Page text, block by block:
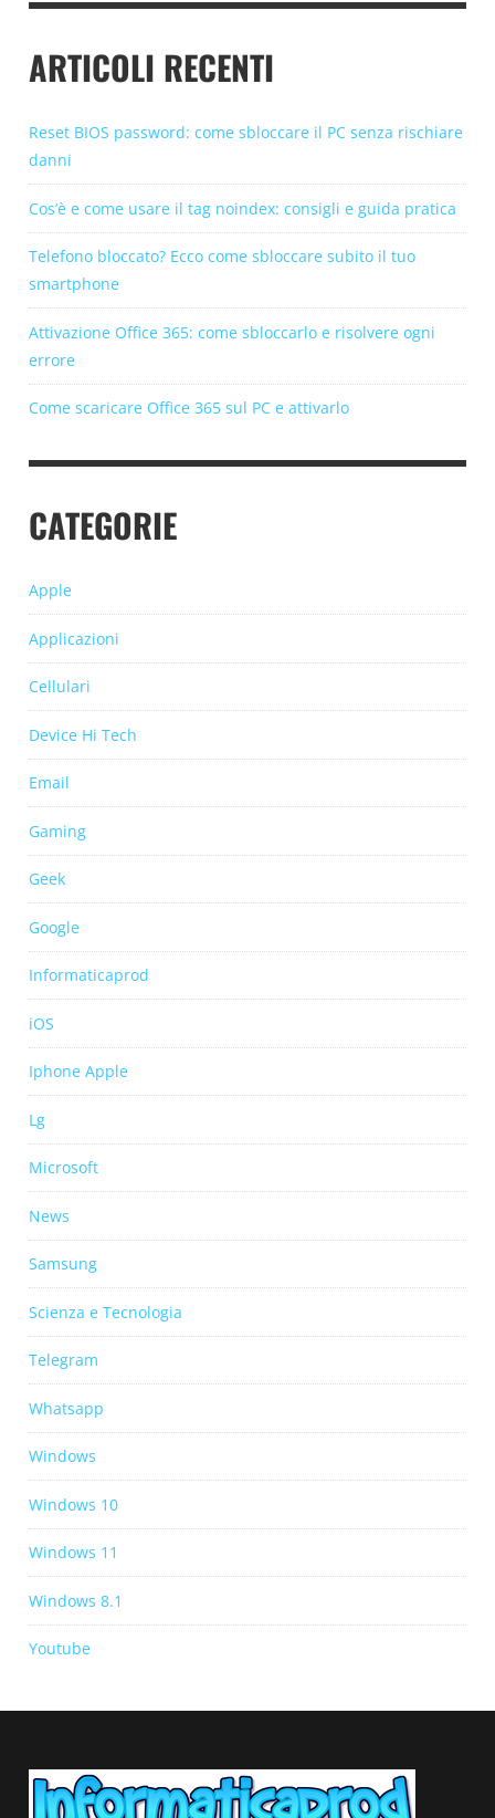
ARTICOLI RECENTI
Reset BIOS password: come sbloccare il PC senza rischiare
danni
Cos’è e come usare il tag noindex: consigli e guida pratica
Telefono bloccato? Ecco come sbloccare subito il tuo
smartphone
Attivazione Office 365: come sbloccarlo e risolvere ogni
errore
Come scaricare Office 365 sul PC e attivarlo
CATEGORIE
Apple
Applicazioni
Cellulari
Device Hi Tech
Email
Gaming
Geek
Google
Informaticaprod
iOS
Iphone Apple
Lg
Microsoft
News
Samsung
Scienza e Tecnologia
Telegram
Whatsapp
Windows
Windows 10
Windows 11
Windows 8.1
Youtube